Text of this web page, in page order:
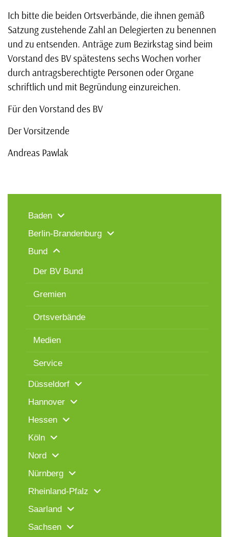
Ich bitte die beiden Ortsverbände, die ihnen gemäß
Satzung zustehende Zahl an Delegierten zu benennen
und zu entsenden. Anträge zum Bezirkstag sind beim
Vorstand des BV spätestens sechs Wochen vorher
durch antragsberechtigte Personen oder Organe
schriftlich und mit Begründung einzureichen.
Für den Vorstand des BV
Der Vorsitzende
Andreas Pawlak
Baden
Berlin-Brandenburg
Bund
Der BV Bund
Gremien
Ortsverbände
Medien
Service
Düsseldorf
Hannover
Hessen
Köln
Nord
Nürnberg
Rheinland-Pfalz
Saarland
Sachsen